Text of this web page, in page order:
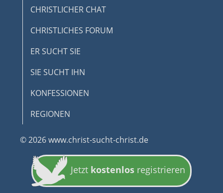
CHRISTLICHER CHAT
CHRISTLICHES FORUM
ER SUCHT SIE
SIE SUCHT IHN
KONFESSIONEN
REGIONEN
© 2026 www.christ-sucht-christ.de
Jetzt kostenlos registrieren